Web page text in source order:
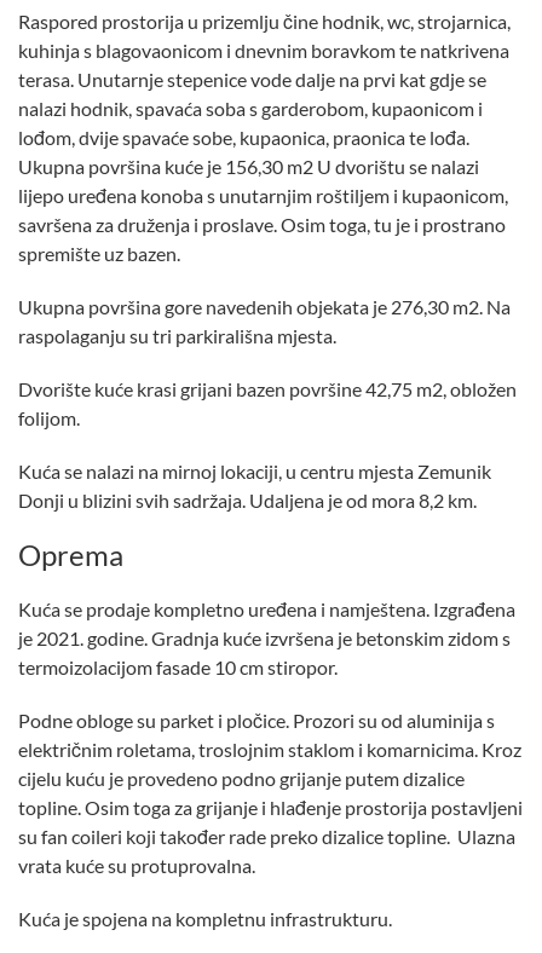
Raspored prostorija u prizemlju čine hodnik, wc, strojarnica,
kuhinja s blagovaonicom i dnevnim boravkom te natkrivena
terasa. Unutarnje stepenice vode dalje na prvi kat gdje se
nalazi hodnik, spavaća soba s garderobom, kupaonicom i
lođom, dvije spavaće sobe, kupaonica, praonica te lođa.
Ukupna površina kuće je 156,30 m2 U dvorištu se nalazi
lijepo uređena konoba s unutarnjim roštiljem i kupaonicom,
savršena za druženja i proslave. Osim toga, tu je i prostrano
spremište uz bazen.
Ukupna površina gore navedenih objekata je 276,30 m2. Na
raspolaganju su tri parkirališna mjesta.
Dvorište kuće krasi grijani bazen površine 42,75 m2, obložen
folijom.
Kuća se nalazi na mirnoj lokaciji, u centru mjesta Zemunik
Donji u blizini svih sadržaja. Udaljena je od mora 8,2 km.
Oprema
Kuća se prodaje kompletno uređena i namještena. Izgrađena
je 2021. godine. Gradnja kuće izvršena je betonskim zidom s
termoizolacijom fasade 10 cm stiropor.
Podne obloge su parket i pločice. Prozori su od aluminija s
električnim roletama, troslojnim staklom i komarnicima. Kroz
cijelu kuću je provedeno podno grijanje putem dizalice
topline. Osim toga za grijanje i hlađenje prostorija postavljeni
su fan coileri koji također rade preko dizalice topline. Ulazna
vrata kuće su protuprovalna.
Kuća je spojena na kompletnu infrastrukturu.